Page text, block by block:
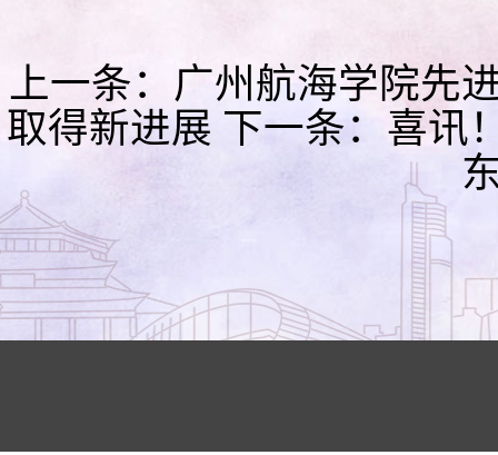
上一条： 广州航海学院先
取得新进展 下一条： 喜讯